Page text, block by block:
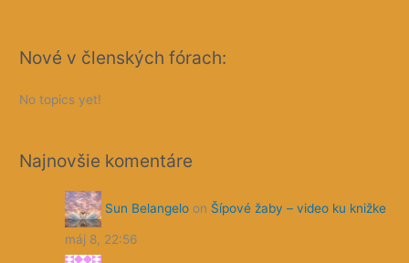
Nové v členských fórach:
No topics yet!
Najnovšie komentáre
Sun Belangelo on Šípové žaby – video ku knižke
máj 8, 22:56